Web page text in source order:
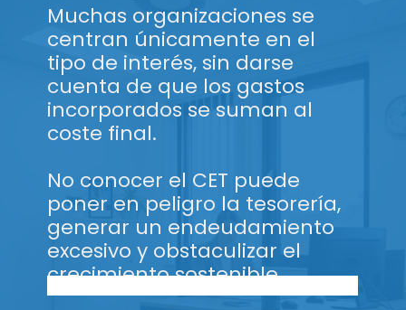
Muchas organizaciones se
centran únicamente en el
tipo de interés, sin darse
cuenta de que los gastos
incorporados se suman al
coste final.
No conocer el CET puede
poner en peligro la tesorería,
generar un endeudamiento
excesivo y obstaculizar el
crecimiento sostenible.